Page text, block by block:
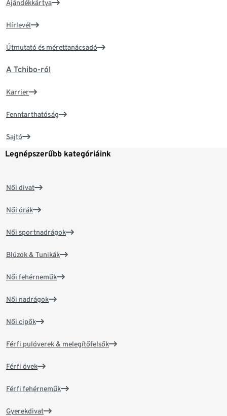
Ajándékkártya
Hírlevél
Útmutató és mérettanácsadó
A Tchibo-ról
Karrier
Fenntarthatóság
Sajtó
Legnépszerűbb kategóriáink
Női divat
Női órák
Női sportnadrágok
Blúzok & Tunikák
Női fehérneműk
Női nadrágok
Női cipők
Férfi pulóverek & melegítőfelsők
Férfi övek
Férfi fehérneműk
Gyerekdivat